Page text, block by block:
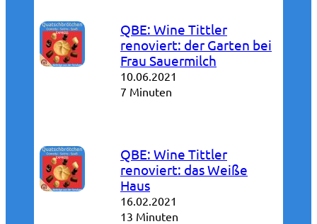
QBE: Wine Tittler
renoviert: der Garten bei
Frau Sauermilch
10.06.2021
7 Minuten
QBE: Wine Tittler
renoviert: das Weiße
Haus
16.02.2021
13 Minuten